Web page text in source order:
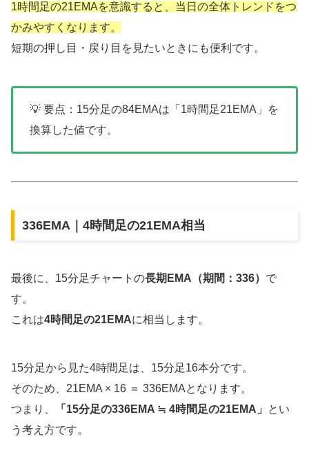
1時間足の21EMAを意識すると、当日の全体トレンドをつ
かみやすくなります。
短期の押し目・戻り目を見たいときにも便利です。
💡 要点：15分足の84EMAは「1時間足21EMA」を
換算した値です。
336EMA｜4時間足の21EMA相当
最後に、15分足チャートの長期EMA（期間：336） で
す。
これは4時間足の21EMAに相当します。
15分足から見た4時間足は、15分足16本分です。
そのため、21EMA × 16 ＝ 336EMAとなります。
つまり、
「15分足の336EMA ≒ 4時間足の21EMA」
とい
う考え方です。